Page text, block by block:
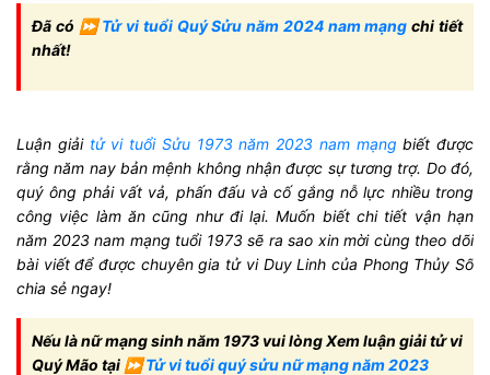
Đã có ⏩Tử vi tuổi Quý Sửu năm 2024 nam mạng chi tiết
nhất!
Luận giải tử vi tuổi Sửu 1973 năm 2023 nam mạng biết được
rằng năm nay bản mệnh không nhận được sự tương trợ. Do đó,
quý ông phải vất vả, phấn đấu và cố gắng nỗ lực nhiều trong
công việc làm ăn cũng như đi lại. Muốn biết chi tiết vận hạn
năm 2023 nam mạng tuổi 1973 sẽ ra sao xin mời cùng theo dõi
bài viết để được chuyên gia tử vi Duy Linh của Phong Thủy Số
chia sẻ ngay!
Nếu là nữ mạng sinh năm 1973 vui lòng Xem luận giải tử vi
Quý Mão tại ⏩Tử vi tuổi quý sửu nữ mạng năm 2023